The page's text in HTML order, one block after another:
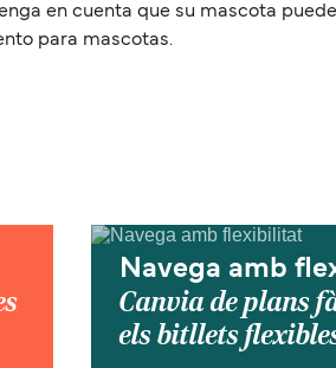
en cuenta que su mascota
para mascotas.
Navega amb
Canvia de plans
els bitllets